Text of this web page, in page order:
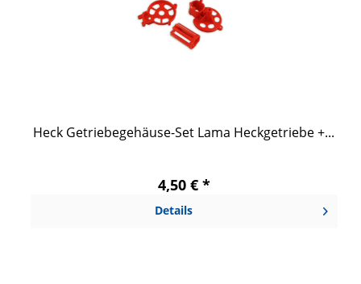
Heck Getriebegehäuse-Set Lama Heckgetriebe +...
4,50 € *
Details